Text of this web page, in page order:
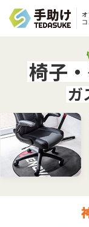
椅子
ガ